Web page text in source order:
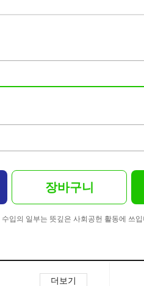
장바구니
수입의 일부는 뜻깊은 사회공헌 활동에 쓰
더보기